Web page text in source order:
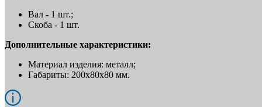
Вал - 1 шт.;
Скоба - 1 шт.
Дополнительные характеристики:
Материал изделия: металл;
Габариты: 200х80х80 мм.